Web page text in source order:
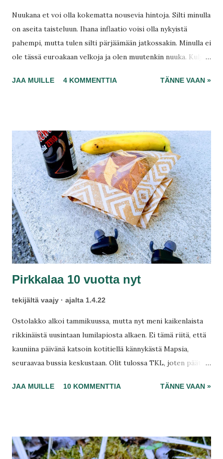
Nuukana et voi olla kokematta nousevia hintoja. Silti minulla
on aseita taisteluun. Ihana inflaatio voisi olla nykyistä
pahempi, mutta tulen silti pärjäämään jatkossakin. Minulla ei
ole tässä euroakaan velkoja ja olen muutenkin nuuka. Kuljen
busseja ja nyt lopetan uimahallit. En mene sinne edes kerran
JAA MUILLE 4 KOMMENTTIA TÄNNE VAAN »
Pirkkalaa 10 vuotta nyt
tekijältä vaajy ajalta 1.4.22
Ostolakko alkoi tammikuussa, mutta nyt meni kaikenlaista
rikkinäistä uusintaan lumilapiosta alkaen. Ei tämä riitä, että
kauniina päivänä katsoin kotitiellä kännykästä Mapsia,
seuraavaa bussia keskustaan. Olit tulossa TKL, joten päätin
olisin mennyt sinne. Toreilla odotin arjen Paunua, ja
JAA MUILLE 10 KOMMENTTIA TÄNNE VAAN »